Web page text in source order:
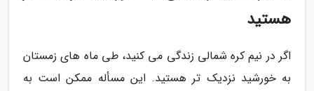
هستید
اگر در نیم کره شمالی زندگی می کنید، طی ماه های زمستان
به خورشید نزدیک تر هستید. این مسأله ممکن است به